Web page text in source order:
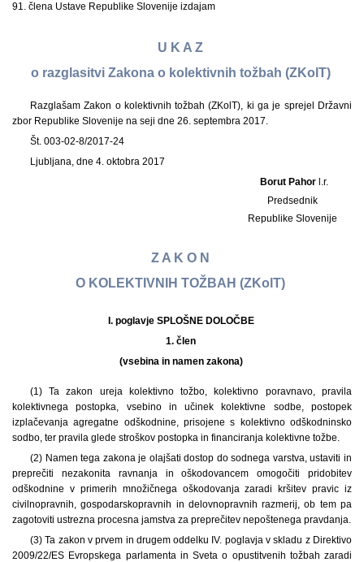
91. člena Ustave Republike Slovenije izdajam
U K A Z
o razglasitvi Zakona o kolektivnih tožbah (ZKolT)
Razglašam Zakon o kolektivnih tožbah (ZKolT), ki ga je sprejel Državni
zbor Republike Slovenije na seji dne 26. septembra 2017.
Št. 003-02-8/2017-24
Ljubljana, dne 4. oktobra 2017
Borut Pahorl.r.
Predsednik
Republike Slovenije
Z A K O N
O KOLEKTIVNIH TOŽBAH (ZKolT)
I. poglavje SPLOŠNE DOLOČBE
1. člen
(vsebina in namen zakona)
(1) Ta zakon ureja kolektivno tožbo, kolektivno poravnavo, pravila
kolektivnega postopka, vsebino in učinek kolektivne sodbe, postopek
izplačevanja agregatne odškodnine, prisojene s kolektivno odškodninsko
sodbo, ter pravila glede stroškov postopka in financiranja kolektivne tožbe.
(2) Namen tega zakona je olajšati dostop do sodnega varstva, ustaviti in
preprečiti nezakonita ravnanja in oškodovancem omogočiti pridobitev
odškodnine v primerih množičnega oškodovanja zaradi kršitev pravic iz
civilnopravnih, gospodarskopravnih in delovnopravnih razmerij, ob tem pa
zagotoviti ustrezna procesna jamstva za preprečitev nepoštenega pravdanja.
(3) Ta zakon v prvem in drugem oddelku IV. poglavja v skladu z Direktivo
2009/22/ES Evropskega parlamenta in Sveta o opustitvenih tožbah zaradi